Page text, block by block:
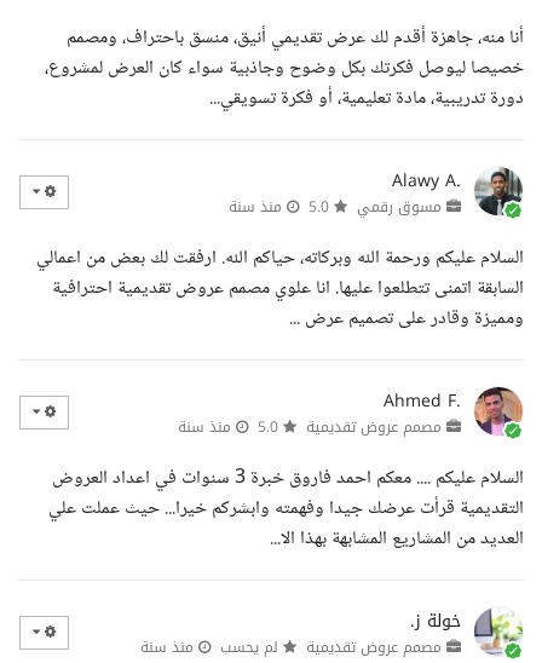
أنا منه، جاهزة أقدم لك عرض تقديمي أنيق، منسق باحتراف، ومصمم
خصيصا ليوصل فكرتك بكل وضوح وجاذبية سواء كان العرض لمشروع،
دورة تدريبية، مادة تعليمية، أو فكرة تسويقي...
Alawy A.
مسوق رقمي منذ سنة
السلام عليكم ورحمة الله وبركاته، حياكم الله. ارفقت لك بعض من اعمالي
السابقة اتمنى تتطلعوا عليها. انا علوي مصمم عروض تقديمية احترافية
ومميزة وقادر على تصميم عرض ...
Ahmed F.
مصمم عروض تقديمية منذ سنة
السلام عليكم .... معكم احمد فاروق خبرة 3 سنوات في اعداد العروض
التقديمية قرأت عرضك جيدا وفهمته وابشركم خيرا... حيث عملت علي
العديد من المشاريع المشابهة بهذا الا...
خولة ز.
مصمم عروض تقديمية لم يحسب منذ سنة